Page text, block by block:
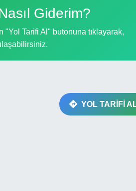
Giderim?
Tarifi Al" butonuna tıklayarak,
YOL TARİFİ